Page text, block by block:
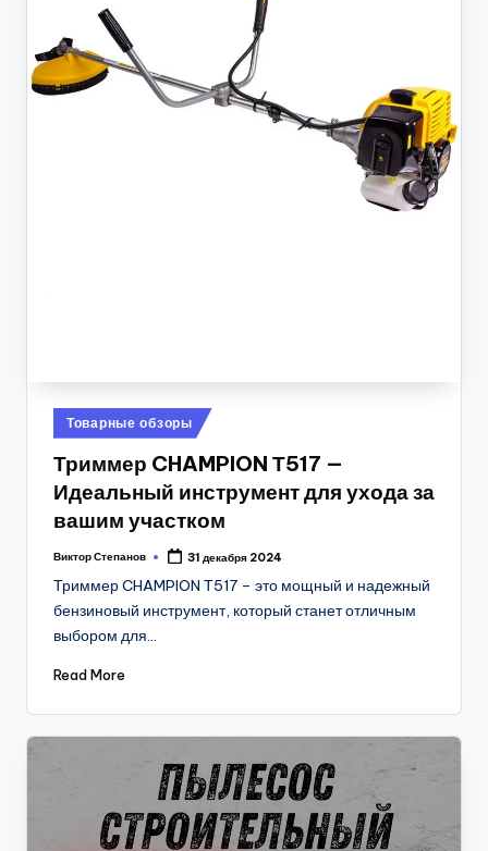
Posted
in
Товарные обзоры
Триммер CHAMPION Т517 —
Идеальный инструмент для ухода за
вашим участком
Posted
Виктор Степанов 31 декабря 2024
Триммер CHAMPION Т517 – это мощный и надежный
бензиновый инструмент, который станет отличным
выбором для…
Read More